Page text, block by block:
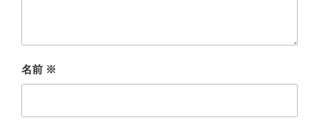
名前 ※